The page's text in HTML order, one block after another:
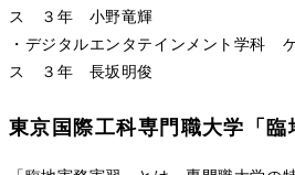
ス ３年 小野竜輝
・デジタルエンタテインメント学科
ス ３年 長坂明俊
東京国際工科専門職大学「臨